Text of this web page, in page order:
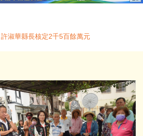
淑華縣長核定2千5百餘萬元